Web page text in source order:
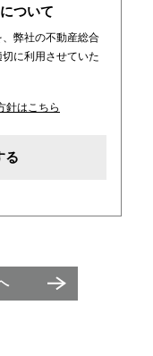
ついて
弊社の不動産総合
に利用させていた
針はこちら
る